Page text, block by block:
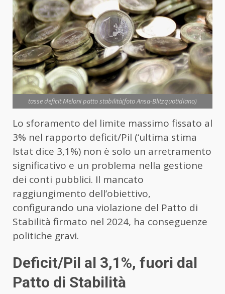
tasse deficit Meloni patto stabilità(foto Ansa-Blitzquotidiano)
Lo sforamento del limite massimo fissato al
3% nel rapporto deficit/Pil (‘ultima stima
Istat dice 3,1%) non è solo un arretramento
significativo e un problema nella gestione
dei conti pubblici. Il mancato
raggiungimento dell’obiettivo,
configurando una violazione del Patto di
Stabilità firmato nel 2024, ha conseguenze
politiche gravi.
Deficit/Pil al 3,1%, fuori dal
Patto di Stabilità